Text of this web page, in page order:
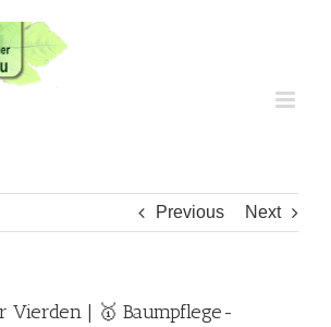
Previous Next
Vierden | 🥇 Baumpflege-